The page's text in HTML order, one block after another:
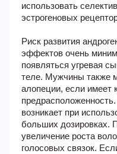
использовать
эстрогеновых
Риск развития
эффектов очень
появляться угревая
теле. Мужчины также
алопеции, если имеет
возникает при
больших дозировках.
увеличение роста
голосовых связок.